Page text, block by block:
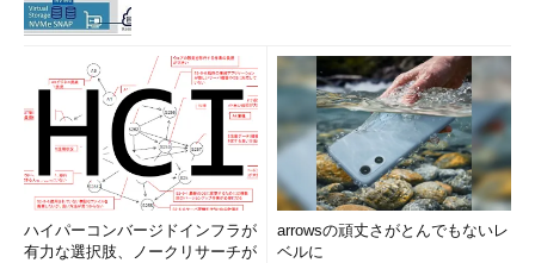
ハイパーコンバージドインフラが
有力な選択肢、ノークリサーチが
arrowsの頑丈さがとんでもないレ
ベルに